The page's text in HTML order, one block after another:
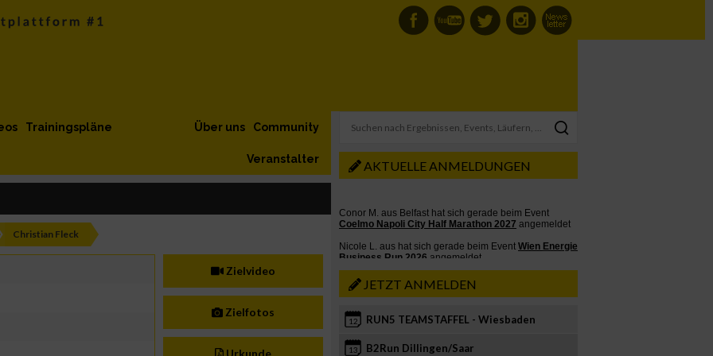
Trainingspläne Community
Über uns
Veranstalter
Christian Fleck
Zielvideo
Zielfotos
Urkunde
AKTUELLE ANMELDUNGEN
JETZT ANMELDEN
12 RUN5 TEAMSTAFFEL - Wiesbaden
13 B2Run Dillingen/Saar